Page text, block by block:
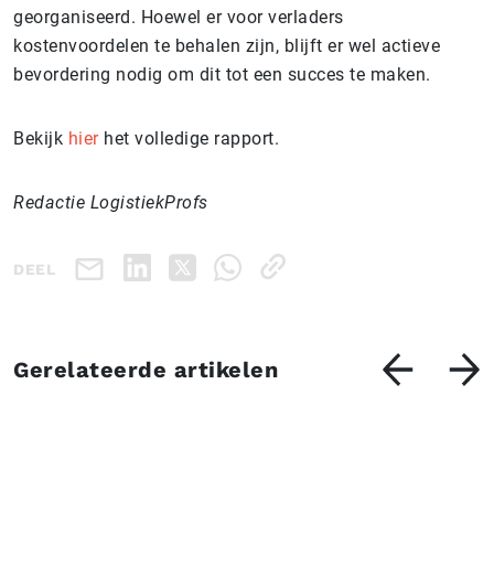
georganiseerd. Hoewel er voor verladers
kostenvoordelen te behalen zijn, blijft er wel actieve
bevordering nodig om dit tot een succes te maken.
Bekijk hierhet volledige rapport.
Redactie LogistiekProfs
DEEL
Gerelateerde artikelen